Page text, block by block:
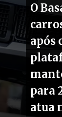
O
após
para
atua
O
após
para
atua